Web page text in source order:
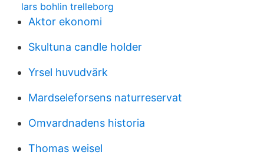
lars bohlin trelleborg
Aktor ekonomi
Skultuna candle holder
Yrsel huvudvärk
Mardseleforsens naturreservat
Omvardnadens historia
Thomas weisel